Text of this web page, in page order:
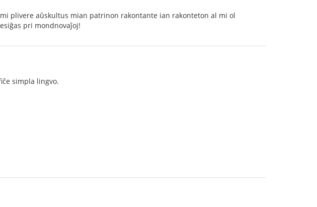
plivere aŭskultus mian patrinon rakontante ian rakonteton al mi ol
pri mondnovaĵoj!
simpla lingvo.